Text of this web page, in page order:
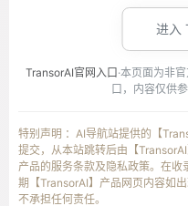
进入
TransorAI官网入口 ·本页面为非
口，内容仅供
特别声明 ：AI导航站提供的【
提交，从本站跳转后由【
产品的服务条款及隐私政策。在
期【TransorAI】产品网页内容如
不承担任何责任。